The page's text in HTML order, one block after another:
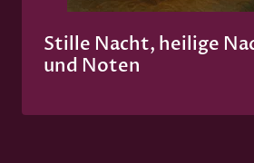
Stille Nacht, heilige
und Noten